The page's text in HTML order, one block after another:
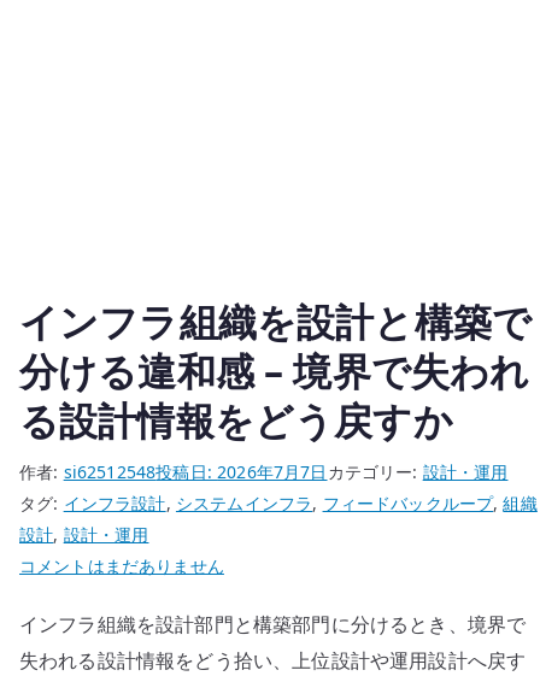
インフラ組織を設計と構築で
分ける違和感 – 境界で失われ
る設計情報をどう戻すか
作者: si62512548投稿日: 2026年7月7日 カテゴリー: 設計・運用
タグ: インフラ設計, システムインフラ, フィードバックループ,組織
設計, 設計・運用
イ
フ
ラ
コメントはまだありません
インフラ組織を設計部門と構築部門に分けるとき、境界で
失われる設計情報をどう拾い、上位設計や運用設計へ戻す